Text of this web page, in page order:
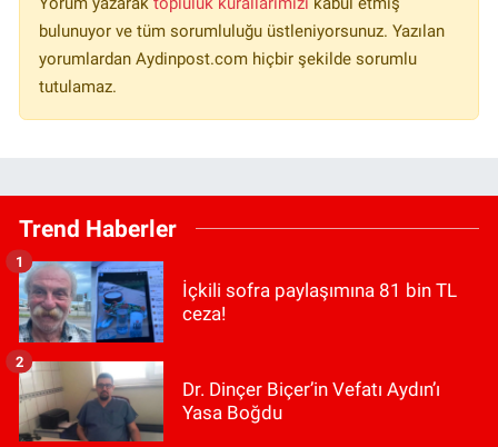
bulunuyor ve tüm sorumluluğu üstleniyorsunuz. Yazılan
yorumlardan Aydinpost.com hiçbir şekilde sorumlu
tutulamaz.
Trend Haberler
İçkili sofra paylaşımına 81 bin TL
ceza!
1
Dr. Dinçer Biçer’in Vefatı Aydın’ı
Yasa Boğdu
2